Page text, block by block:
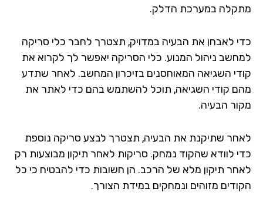
במערכת הדלק.
לאבחן את הבעיה במדויק, תצטרך לחבר כלי סריקה
ניהול המנוע. כלי הסריקה יאפשר לך לקרוא את
השגיאה המאוחסנים בזיכרון המחשב. לאחר שתדע
קודי השגיאה, תוכל להשתמש בהם כדי לאתר את
הבעיה.
שתיקנת את הבעיה, תצטרך לבצע סריקה נוספת
לוודא שהקוד נמחק. סריקות לאחר תיקון מבוצעות רק
תיקון מלא של הרכב. הן חשובות כדי להבטיח כי כל
מזוהים ונמחקים במידת הצורך.